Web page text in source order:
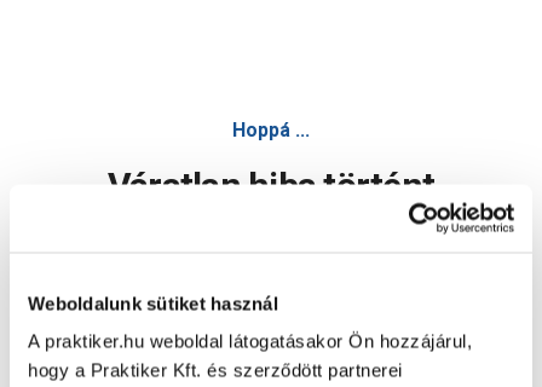
Weboldalunk sütiket használ
A praktiker.hu weboldal látogatásakor Ön hozzájárul,
hogy a Praktiker Kft. és szerződött partnerei
Hoppá ...
Váratlan hiba történt
Oldal újratöltése